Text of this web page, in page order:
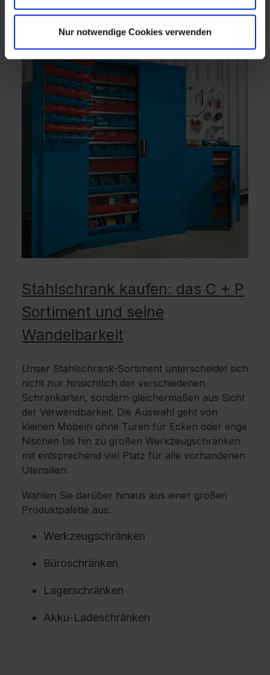
Nur notwendige Cookies verwenden
Stahlschrank kaufen: das C + P
Sortiment und seine
Wandelbarkeit
Unser Stahlschrank-Sortiment unterscheidet sich
nicht nur hinsichtlich der verschiedenen
Schrankarten, sondern gleichermaßen aus Sicht
der Verwendbarkeit. Die Auswahl geht von
kleinen Möbeln ohne Türen für Ecken oder enge
Nischen bis hin zu großen Werkzeugschränken
mit entsprechend viel Platz für alle vorhandenen
Utensilien.
Wählen Sie darüber hinaus aus einer großen
Produktpalette aus:
Werkzeugschränken
Büroschränken
Lagerschränken
Akku-Ladeschränken